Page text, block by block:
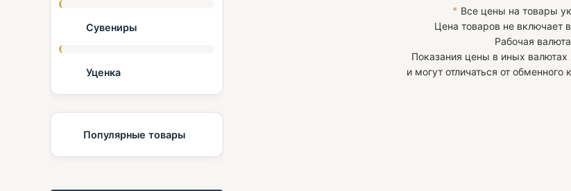
Сувениры
Уценка
Популярные товары
* Все цены на товары
Цена товаров не включает
Рабочая
Показания цены в иных
и могут отличаться от обменного